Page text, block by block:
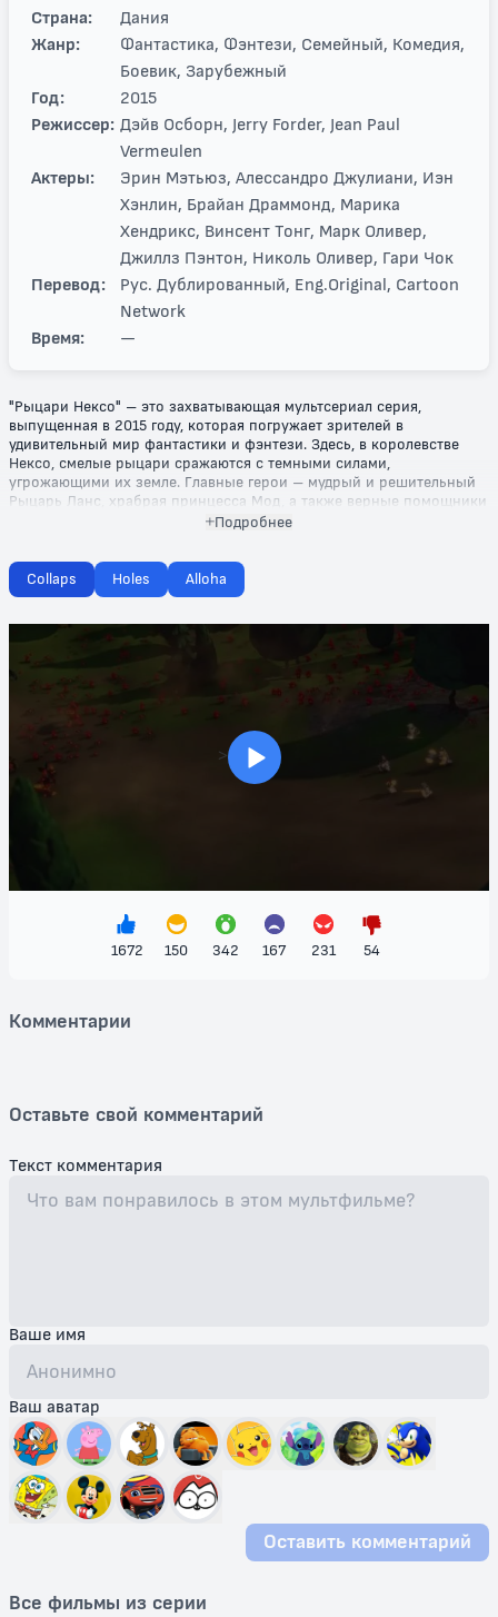
Страна:
Дания
Жанр:
Фантастика, Фэнтези, Семейный, Комедия,
Боевик, Зарубежный
Год:
2015
Режиссер: Дэйв Осборн, Jerry Forder, Jean Paul
Vermeulen
Актеры:
Эрин Мэтьюз, Алессандро Джулиани, Иэн
Хэнлин, Брайан Драммонд, Марика
Хендрикс, Винсент Тонг, Марк Оливер,
Джиллз Пэнтон, Николь Оливер, Гари Чок
Перевод:
Рус. Дублированный, Eng.Original, Cartoon
Network
Время:
—
"Рыцари Нексо" – это захватывающая мультсериал серия,
выпущенная в 2015 году, которая погружает зрителей в
удивительный мир фантастики и фэнтези. Здесь, в королевстве
Нексо, смелые рыцари сражаются с темными силами,
угрожающими их земле. Главные герои – мудрый и решительный
Рыцарь Ланс, храбрая принцесса Мод, а также верные помощники
– проходят через бесчисленные приключения, полные юмора,
Каждая серия полна ярких событий и неожиданных поворотов.
Рыцари используют свои уникальные способности и магические
загадки. Смешение боевиков, комедийных моментов и семейных
ценностей делает "Рыцарей Нексо" идеальным выбором для
просмотра с детьми и для всей семьи.
Этот мультфильм не только развлекает, но и учит важным
жизненным урокам – о доблести, дружбе и стойкости.
Погрузитесь в мир "Рыцарей Нексо" и станьте свидетелем
невероятных битв, которые развернутся на экране. Не упустите
возможность посмотреть это увлекательное произведение
искусства, полное приключений и волшебства, доступное для
Подробнее
Collaps Holes Alloha
>
1672 150 342 167 231 54
Комментарии
Оставьте свой комментарий
Текст комментария
Ваше имя
Ваш аватар
Оставить комментарий
Все фильмы из серии